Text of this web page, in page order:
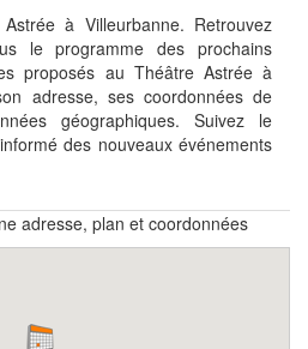
à Villeurbanne. Retrouvez
le programme des prochains
proposés au Théâtre Astrée à
adresse, ses coordonnées de
géographiques. Suivez le
des nouveaux événements
adresse, plan et coordonnées